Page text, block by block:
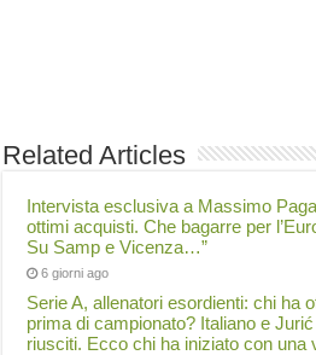
Related Articles
Intervista esclusiva a Massimo
ottimi acquisti. Che bagarre per
Su Samp e Vicenza…”
6 giorni ago
Serie A, allenatori esordienti: chi ha
prima di campionato? Italiano e
riusciti. Ecco chi ha iniziato con una